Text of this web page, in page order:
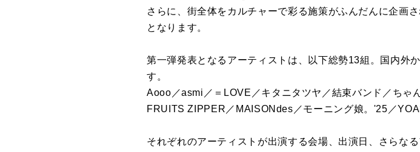
さらに、街全体をカルチャーで彩る施策がふんだんに企画
となります。
第一弾発表となるアーティストは、以下総勢13組。国内外
す。
Aooo／asmi／＝LOVE／キタニタツヤ／結束バンド／ちゃ
FRUITS ZIPPER／MAISONdes／モーニング娘。'25／
それぞれのアーティストが出演する会場、出演日、さらな